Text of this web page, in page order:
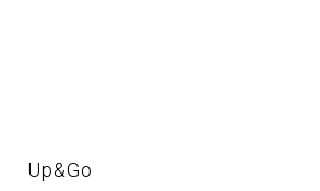
Up&Go